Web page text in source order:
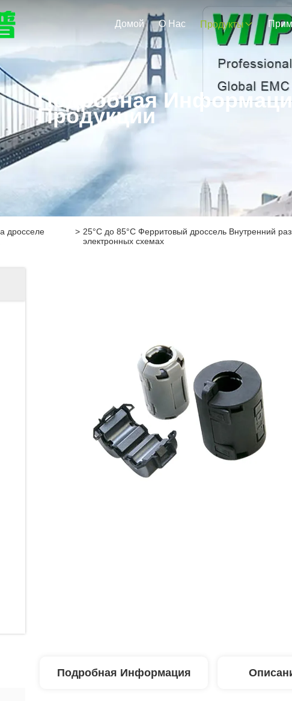
Домой О Нас Продукты
Подробная
Продукции
дросселе
> 25°C до 85°C Ферритовый дроссель Внутренний
электронных схемах
Подробная Информация